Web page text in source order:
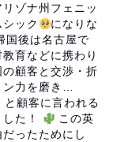
ゾナ州フェニッ
ック
になりな
国後は名古屋で
育などに携わり
顧客と交渉・折
ン力を磨き…
と顧客に言われる
た！
この英
ったためにし